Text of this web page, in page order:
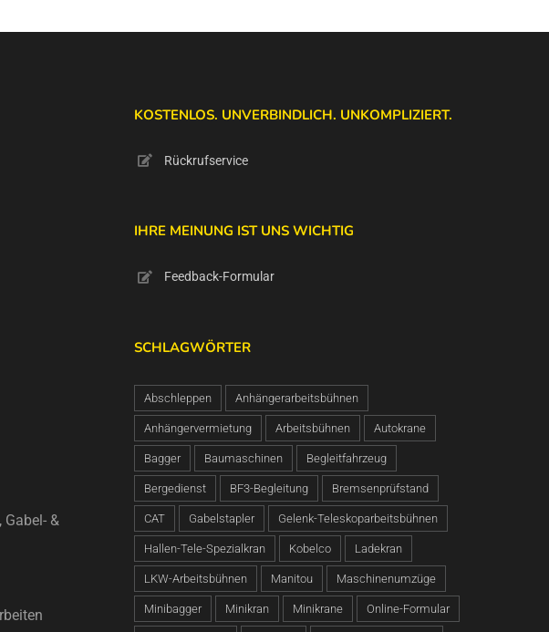
&
KOSTENLOS. UNVERBINDLICH. UNKOMPLIZIERT.
Rückrufservice
IHRE MEINUNG IST UNS WICHTIG
Feedback-Formular
SCHLAGWÖRTER
Abschleppen Anhängerarbeitsbühnen
Anhängervermietung Arbeitsbühnen Autokrane
Bagger Baumaschinen Begleitfahrzeug
Bergedienst BF3-Begleitung Bremsenprüfstand
CAT Gabelstapler Gelenk-Teleskoparbeitsbühnen
Hallen-Tele-Spezialkran Kobelco Ladekran
LKW-Arbeitsbühnen Manitou Maschinenumzüge
Minibagger Minikran Minikrane Online-Formular